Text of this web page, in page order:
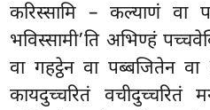
करिस्सामि – कल्याणं वा
भविस्सामी’ति अभिण्हं
वा गहट्ठेन वा पब्बजितेन वा
कायदुच्चरितं वचीदुच्चरितं